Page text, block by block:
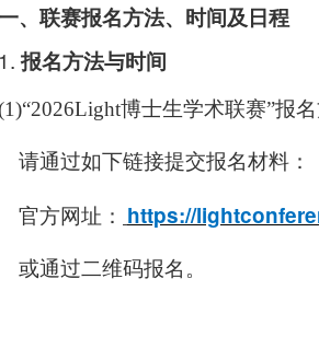
、联赛报名方法、时间及日程
1.报名方法与时间
博士生学术联赛”报
请通过如下链接提交报名材料：
官方网址： https://
或通过二维码报名。